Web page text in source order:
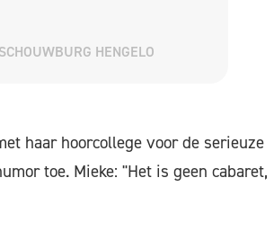
HENGELO
haar hoorcollege voor de serieuze
toe. Mieke: "Het is geen cabaret,